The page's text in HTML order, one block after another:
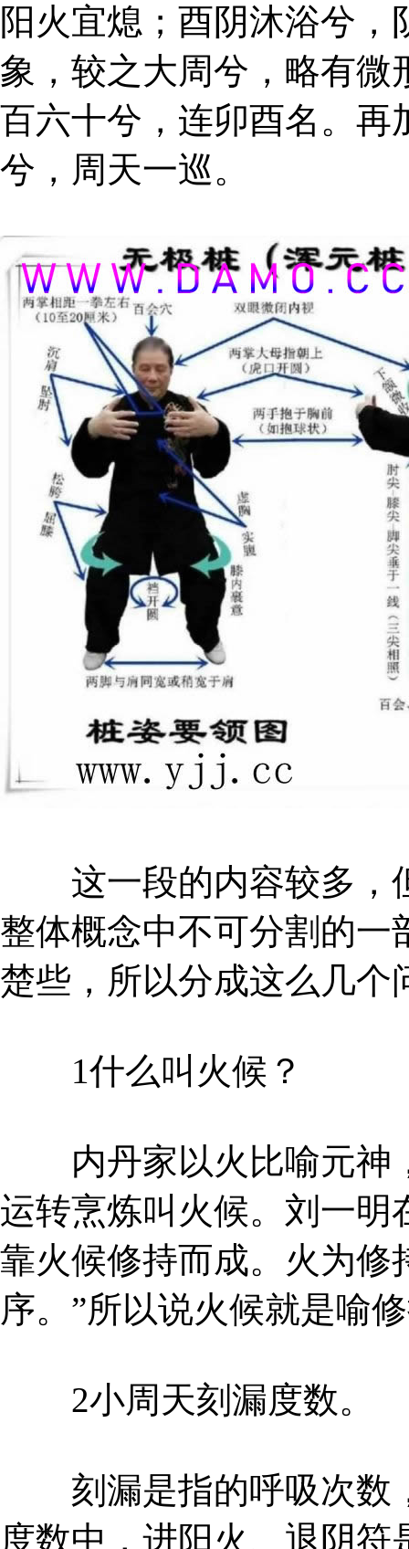
阳火宜熄；酉阴沐浴兮
象，较之大周兮，略有微
百六十兮，连卯酉名。再
兮，周天一巡。
这一段的内容较多，
整体概念中不可分割的一
楚些，所以分成这么几个
1什么叫火候？
内丹家以火比喻元神
运转烹炼叫火候。刘一明
靠火候修持而成。火为修
序。”所以说火候就是喻
2小周天刻漏度数。
刻漏是指的呼吸次数
度数中，进阳火、退阴